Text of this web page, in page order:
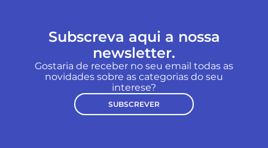
Subscreva aqui a nossa
newsletter.
Gostaria de receber no seu email todas as
novidades sobre as categorias do seu
interese?
SUBSCREVER